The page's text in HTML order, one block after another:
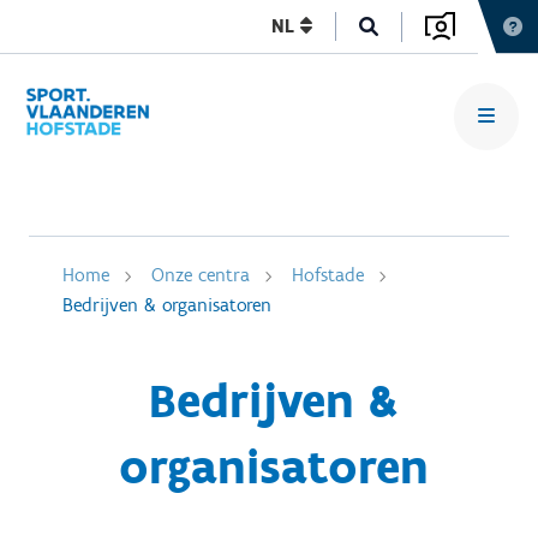
NL
Home Onze centra
Hofstade
Bedrijven & organisatoren
Bedrijven &
organisatoren